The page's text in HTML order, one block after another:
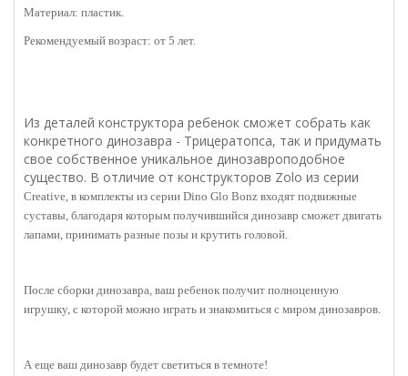
Материал: пластик.
Рекомендуемый возраст: от 5 лет.
Из деталей конструктора ребенок сможет собрать как
конкретного динозавра - Трицератопса, так и придумать
свое собственное уникальное динозавроподобное
существо. В отличие от конструкторов Zolo из серии
Creative, в комплекты из серии Dino Glo Bonz входят подвижные
суставы, благодаря которым получившийся динозавр сможет двигать
лапами, принимать разные позы и крутить головой.
После сборки динозавра, ваш ребенок получит полноценную
игрушку, с которой можно играть и знакомиться с миром динозавров.
А еще ваш динозавр будет светиться в темноте!